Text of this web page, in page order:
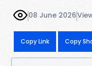
08 June 2026
Copy Link Copy